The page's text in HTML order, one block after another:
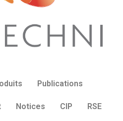
Publications
Notices CIP RSE